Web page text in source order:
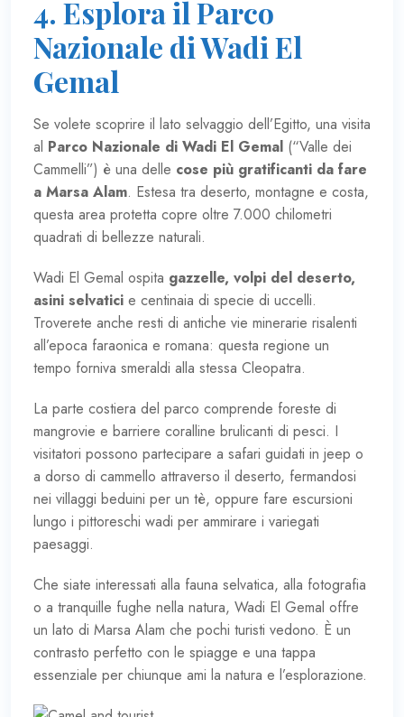
4. Esplora il Parco
Nazionale di Wadi El
Gemal
Se volete scoprire il lato selvaggio dell’Egitto, una visita
al Parco Nazionale di Wadi El Gemal (“Valle dei
Cammelli”) è una delle cose più gratificanti da fare
a Marsa Alam. Estesa tra deserto, montagne e costa,
questa area protetta copre oltre 7.000 chilometri
quadrati di bellezze naturali.
Wadi El Gemal ospita gazzelle, volpi del deserto,
asini selvatici e centinaia di specie di uccelli.
Troverete anche resti di antiche vie minerarie risalenti
all’epoca faraonica e romana: questa regione un
tempo forniva smeraldi alla stessa Cleopatra.
La parte costiera del parco comprende foreste di
mangrovie e barriere coralline brulicanti di pesci. I
visitatori possono partecipare a safari guidati in jeep o
a dorso di cammello attraverso il deserto, fermandosi
nei villaggi beduini per un tè, oppure fare escursioni
lungo i pittoreschi wadi per ammirare i variegati
paesaggi.
Che siate interessati alla fauna selvatica, alla fotografia
o a tranquille fughe nella natura, Wadi El Gemal offre
un lato di Marsa Alam che pochi turisti vedono. È un
contrasto perfetto con le spiagge e una tappa
essenziale per chiunque ami la natura e l’esplorazione.